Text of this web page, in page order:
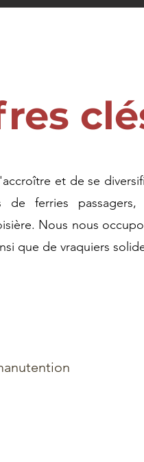
et de se
ferries passagers,
Nous nous
que de vraquiers